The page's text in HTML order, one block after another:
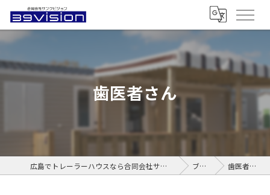
歯医者さん
広島でトレーラーハウスなら合同会社サンクビジョン ブログ 歯医者さん